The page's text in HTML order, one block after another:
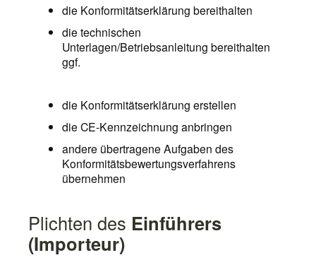
die Konformitätserklärung bereithalten
die technischen
Unterlagen/Betriebsanleitung bereithalten
ggf.
die Konformitätserklärung erstellen
die CE-Kennzeichnung anbringen
andere übertragene Aufgaben des
Konformitätsbewertungsverfahrens
übernehmen
Plichten des Einführers
(Importeur)